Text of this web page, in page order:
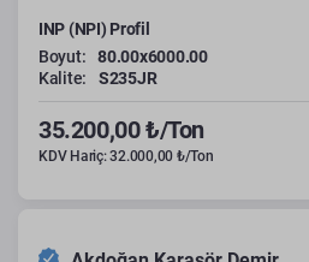
INP (NPI) Profil
Boyut:
80.00x6000.00
Kalite:
S235JR
35.200,00 ₺/Ton
KDV Hariç: 32.000,00 ₺/Ton